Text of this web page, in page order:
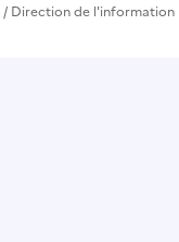
/ Direction de